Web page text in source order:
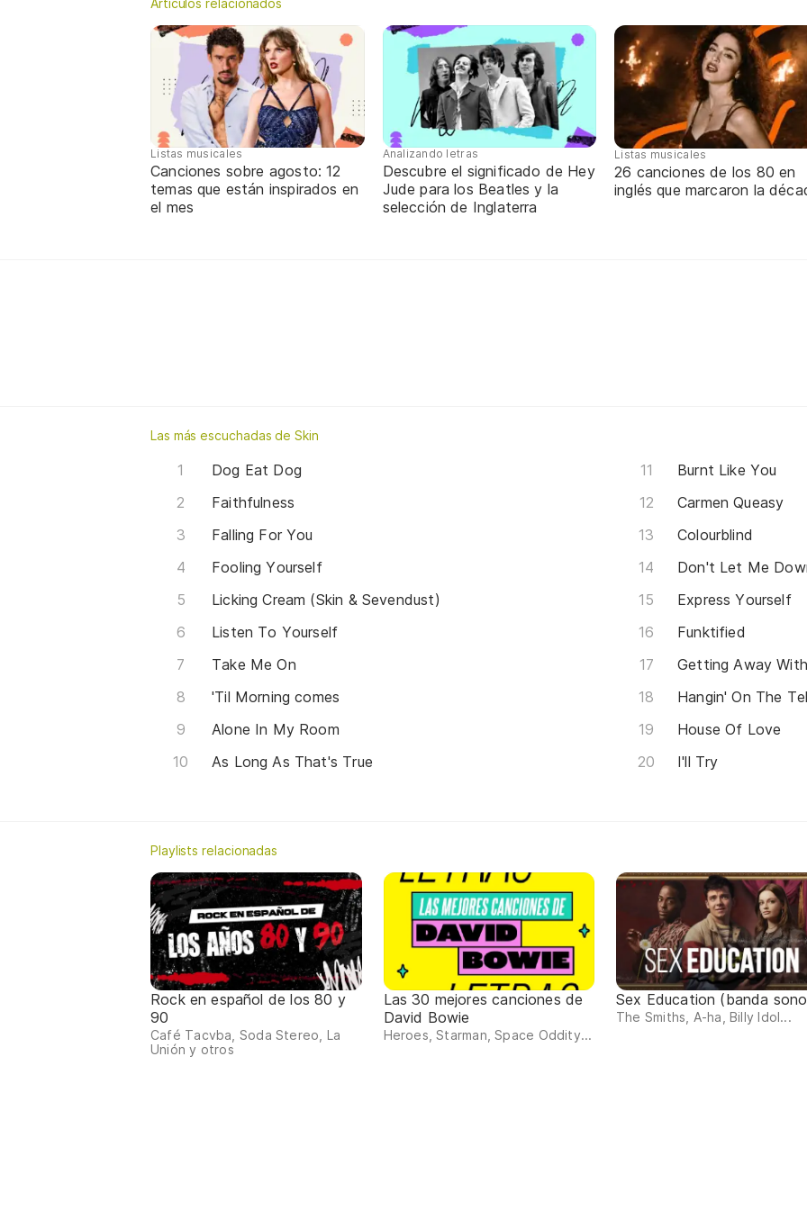
Artículos relacionados
Listas musicales
Canciones sobre agosto: 12
temas que están inspirados en
el mes
Analizando letras
Descubre el significado de Hey
Jude para los Beatles y la
selección de Inglaterra
Listas musicales
26 canciones de los 80 en
inglés que marcaron la
Las más escuchadas de Skin
Dog Eat Dog
Faithfulness
Falling For You
Fooling Yourself
Licking Cream (Skin & Sevendust)
Listen To Yourself
Take Me On
'Til Morning comes
Alone In My Room
As Long As That's True
Burnt Like You
Carmen Queasy
Colourblind
Don't Let Me
Express Yourself
Funktified
Getting Away
Hangin' On The
House Of Love
I'll Try
Playlists relacionadas
Rock en español de los 80 y
90
Café Tacvba, Soda Stereo, La
Unión y otros
Las 30 mejores canciones de
David Bowie
Heroes, Starman, Space Oddity...
Sex Education (banda
The Smiths, A-ha, Billy Idol...